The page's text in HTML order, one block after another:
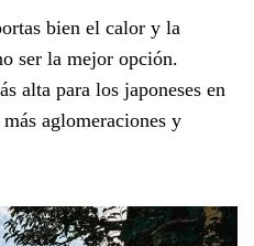
bien el calor y la
ser la mejor opción.
alta para los japoneses en
aglomeraciones y